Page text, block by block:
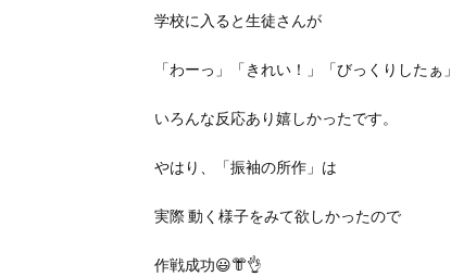
学校に入ると生徒さんが
「わーっ」「きれい！」「びっくりしたぁ」
いろんな反応あり嬉しかったです。
やはり、「振袖の所作」は
実際 動く様子をみて欲しかったので
作戦成功😃👘👌